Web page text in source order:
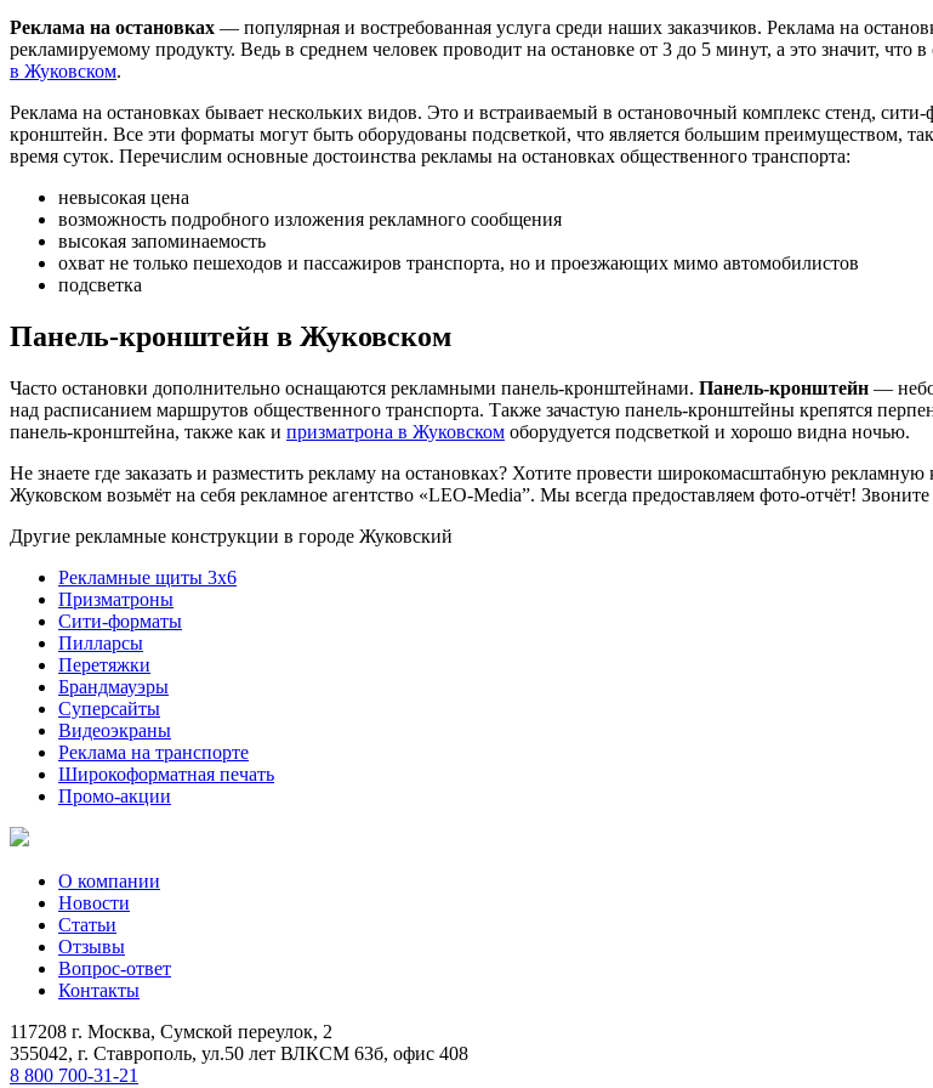
Реклама на остановках — популярная и востребованная услуга среди наших заказчиков. Реклама на
рекламируемому продукту. Ведь в среднем человек проводит на остановке от 3 до 5 минут, а это значит,
в Жуковском.
Реклама на остановках бывает нескольких видов. Это и встраиваемый в остановочный комплекс стенд,
кронштейн. Все эти форматы могут быть оборудованы подсветкой, что является большим преимуществом,
время суток. Перечислим основные достоинства рекламы на остановках общественного транспорта:
невысокая цена
возможность подробного изложения рекламного сообщения
высокая запоминаемость
охват не только пешеходов и пассажиров транспорта, но и проезжающих мимо автомобилистов
подсветка
Панель-кронштейн в Жуковском
Часто остановки дополнительно оснащаются рекламными панель-кронштейнами. Панель-кронштейн —
над расписанием маршрутов общественного транспорта. Также зачастую панель-кронштейны крепятся
панель-кронштейна, также как и призматрона в Жуковском оборудуется подсветкой и хорошо видна ночью.
Не знаете где заказать и разместить рекламу на остановках? Хотите провести широкомасштабную
Жуковском возьмёт на себя рекламное агентство «LEO-Media”. Мы всегда предоставляем фото-отчёт!
Другие рекламные конструкции в городе Жуковский
Рекламные щиты 3х6
Призматроны
Сити-форматы
Пилларсы
Перетяжки
Брандмауэры
Суперсайты
Видеоэкраны
Реклама на транспорте
Широкоформатная печать
Промо-акции
О компании
Новости
Статьи
Отзывы
Вопрос-ответ
Контакты
117208 г. Москва, Сумской переулок, 2
355042, г. Ставрополь, ул.50 лет ВЛКСМ 63б, офис 408
8 800 700-31-21